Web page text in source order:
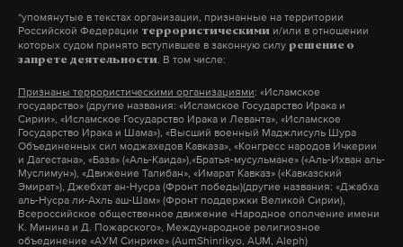
безработица может увеличиться с 3,5–4,0
миллиона до 7,7–7,8 миллиона человек и
составить 9,6–9,7% от численности рабочей
силы».
Иными словами, власти Российской Федерации
не смогут предложить народу необходимое
количество рабочих мест, которое потребуется из-
за того, что в прошлом году был увеличен возраст
выхода людей на пенсию. Рабочих рук и голодных
планируется не большой рок-концерт, а лиричная
и одновременно веселая вечеринка, где «Дождь»
ждет своих подписчиков и друзей. Билеты можно
приобрести на официальномсайте.
— Василий, приближается день рождения
телеканала «Дождь», членом команды
которого вы не так давно стали. Он
действительно сегодня уникален для России,
на ваш взгляд, почему никто больше не
*упомянутые в текстах организации, признанные на территории
Российской Федерации террористическими и/или в отношении
которых судом принято вступившее в законную силу решение о
запрете деятельности. В том числе:
Признаны террористическими организациями: «Исламское
государство» (другие названия: «Исламское Государство Ирака и
Сирии», «Исламское Государство Ирака и Леванта», «Исламское
Государство Ирака и Шама»), «Высший военный Маджлисуль Шура
Объединенных сил моджахедов Кавказа», «Конгресс народов Ичкерии
и Дагестана», «База» («Аль-Каида»),«Братья-мусульмане» («Аль-Ихван аль-
Муслимун»), «Движение Талибан», «Имарат Кавказ» («Кавказский
Эмират»), Джебхат ан-Нусра (Фронт победы)(другие названия: «Джабха
аль-Нусра ли-Ахль аш-Шам» (Фронт поддержки Великой Сирии),
Всероссийское общественное движение «Народное ополчение имени
К. Минина и Д. Пожарского», Международное религиозное
объединение «АУМ Синрике» (AumShinrikyo, AUM, Aleph)